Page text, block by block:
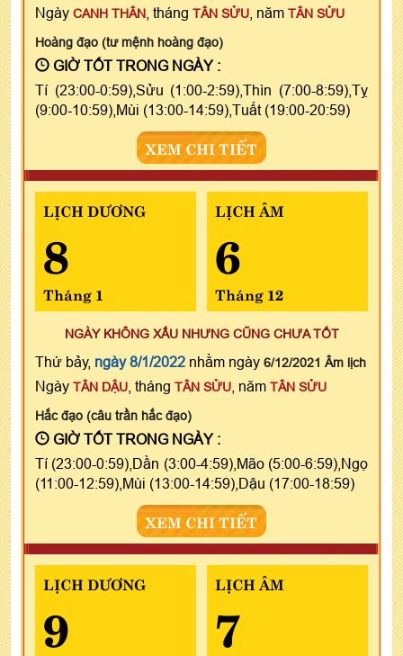
Ngày CANH THÂN , tháng TÂN SỬU , năm TÂN SỬU
Hoàng đạo (tư mệnh hoàng đạo)
GIỜ TỐT TRONG NGÀY :
Tí (23:00-0:59),Sửu (1:00-2:59),Thìn (7:00-8:59),Tỵ
(9:00-10:59),Mùi (13:00-14:59),Tuất (19:00-20:59)
XEM CHI TIẾT
LỊCH DƯƠNG
8
Tháng 1
LỊCH ÂM
6
Tháng 12
NGÀY KHÔNG XẤU NHƯNG CŨNG CHƯA TỐT
Thứ bảy, ngày 8/1/2022 nhằm ngày 6/12/2021 Âm lịch
Ngày TÂN DẬU , tháng TÂN SỬU , năm TÂN SỬU
Hắc đạo (câu trần hắc đạo)
GIỜ TỐT TRONG NGÀY :
Tí (23:00-0:59),Dần (3:00-4:59),Mão (5:00-6:59),Ngọ
(11:00-12:59),Mùi (13:00-14:59),Dậu (17:00-18:59)
XEM CHI TIẾT
LỊCH DƯƠNG
9
LỊCH ÂM
7